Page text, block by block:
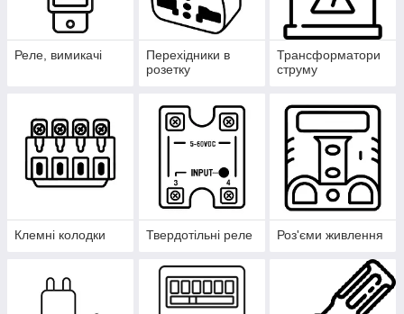
Реле, вимикачі
Перехідники в
розетку
Трансформатори
струму
Клемні колодки Твердотільні реле Роз'єми живлення